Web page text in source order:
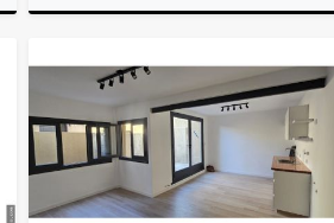
$450.000